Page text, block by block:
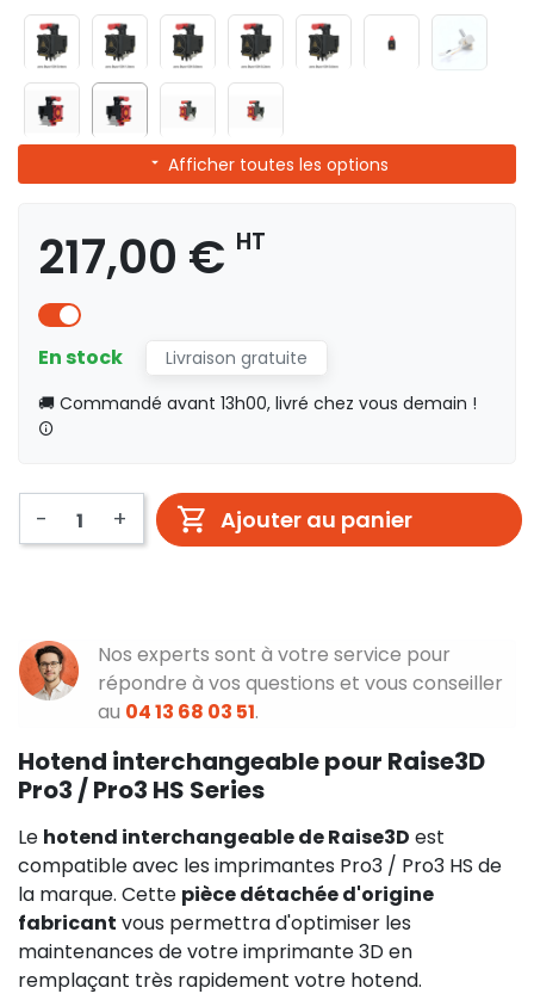
Afficher toutes les options
217,00 € HT
En stock
Livraison gratuite
🚚 Commandé avant 13h00, livré chez vous demain !
- + Ajouter au panier
Nos experts sont à votre service pour
répondre à vos questions et vous conseiller
au 04 13 68 03 51.
Hotend interchangeable pour Raise3D
Pro3 / Pro3 HS Series
Le hotend interchangeable de Raise3D est
compatible avec les imprimantes Pro3 / Pro3 HS de
la marque. Cette pièce détachée d'origine
fabricant vous permettra d'optimiser les
maintenances de votre imprimante 3D en
remplaçant très rapidement votre hotend.